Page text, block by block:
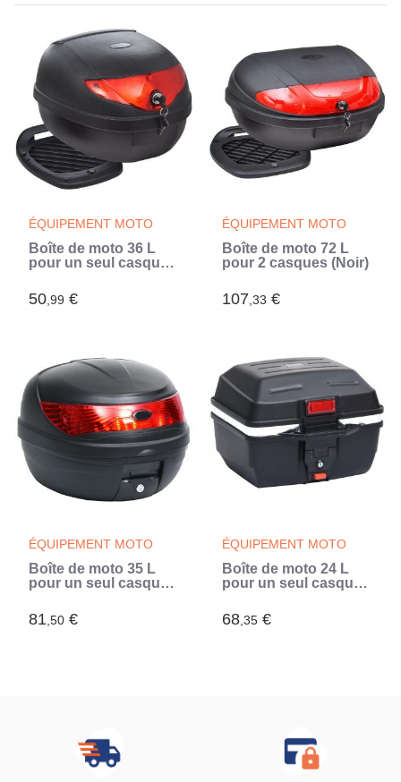
ÉQUIPEMENT MOTO
Boîte de moto 36 L
pour un seul casque
50,99 €
ÉQUIPEMENT MOTO
Boîte de moto 72 L
pour 2 casques (Noir)
107,33 €
ÉQUIPEMENT MOTO
Boîte de moto 35 L
pour un seul casque
81,50 €
ÉQUIPEMENT MOTO
Boîte de moto 24 L
pour un seul casque
68,35 €